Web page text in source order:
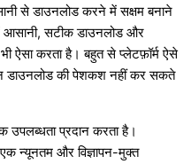
से डाउनलोड करने में सक्षम बनाने
आसानी, सटीक डाउनलोड और
भी ऐसा करता है। बहुत से प्लेटफ़ॉर्म ऐसे
डाउनलोड की पेशकश नहीं कर सकते
उपलब्धता प्रदान करता है।
न्यूनतम और विज्ञापन-मुक्त